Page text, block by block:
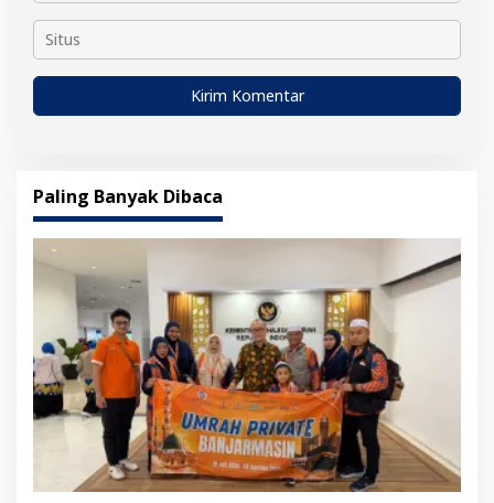
Paling Banyak Dibaca